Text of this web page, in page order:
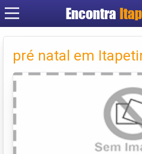
Encontra
pré natal em